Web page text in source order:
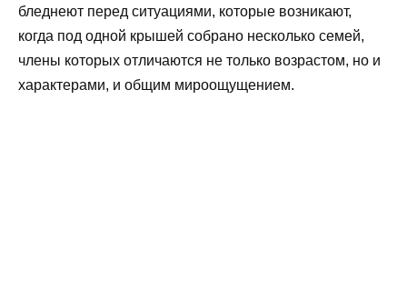
бледнеют перед ситуациями, которые возникают,
когда под одной крышей собрано несколько семей,
члены которых отличаются не только возрастом, но и
характерами, и общим мироощущением.